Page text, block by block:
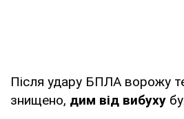
Після удару БПЛА ворожу
знищено, дим від вибуху